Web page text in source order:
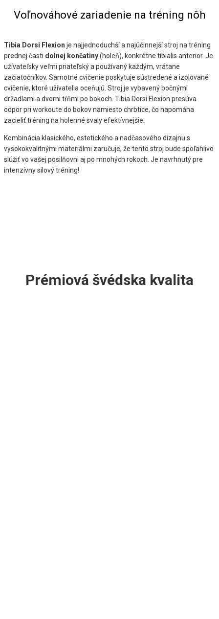
Voľnováhové zariadenie na tréning nôh
Tibia Dorsi Flexion je najjednoduchší a najúčinnejší stroj na tréning
prednej časti dolnej končatiny(holeň), konkrétne tibialis anterior. Je
užívateľsky veľmi priateľský a používaný každým, vrátane
začiatočníkov. Samotné cvičenie poskytuje sústredené a izolované
cvičenie, ktoré užívatelia oceňujú. Stroj je vybavený bočnými
držadlami a dvomi tŕňmi po bokoch. Tibia Dorsi Flexion presúva
odpor pri workoute do bokov namiesto chrbtice, čo napomáha
zacieliť tréning na holenné svaly efektívnejšie.
Kombinácia klasického, estetického a nadčasového dizajnu s
vysokokvalitnými materiálmi zaručuje, že tento stroj bude spoľahlivo
slúžiť vo vašej posilňovni aj po mnohých rokoch. Je navrhnutý pre
intenzívny silový tréning!
Prémiová švédska kvalita